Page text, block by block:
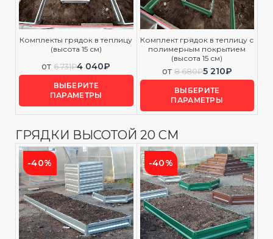
Комплекты грядок в теплицу
(высота 15 см)
от 6 731₽4 040₽
ВЫБЕРИТЕ
ПАРАМЕТРЫ
Комплект грядок в теплицу с
полимерным покрытием
(высота 15 см)
от 8 680₽5 210₽
ВЫБЕРИТЕ
ПАРАМЕТРЫ
ГРЯДКИ ВЫСОТОЙ 20 СМ
-40% -40%